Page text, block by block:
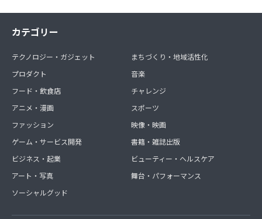
カテゴリー
テクノロジー・ガジェット
プロダクト
フード・飲食店
アニメ・漫画
ファッション
ゲーム・サービス開発
ビジネス・起業
アート・写真
ソーシャルグッド
まちづくり・地域活性化
音楽
チャレンジ
スポーツ
映像・映画
書籍・雑誌出版
ビューティー・ヘルスケア
舞台・パフォーマンス